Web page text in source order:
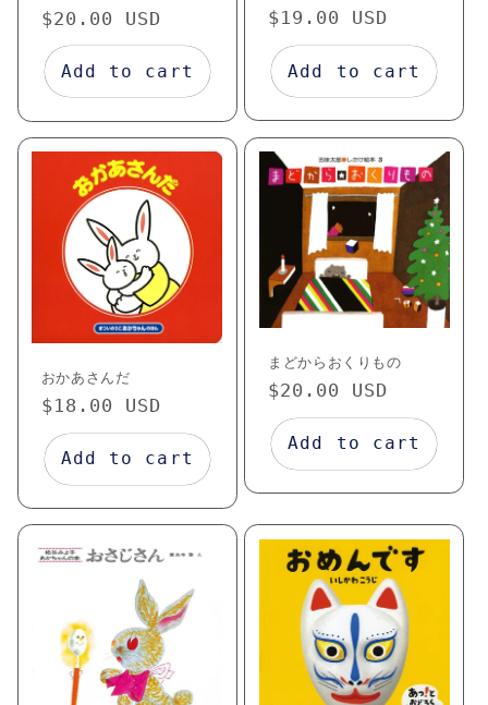
Regular
price
$20.00 USD
Add to cart
Regular
price
$19.00 USD
Add to cart
おかあさんだ
Regular
price
$18.00 USD
Add to cart
まどからおくりもの
Regular
price
$20.00 USD
Add to cart